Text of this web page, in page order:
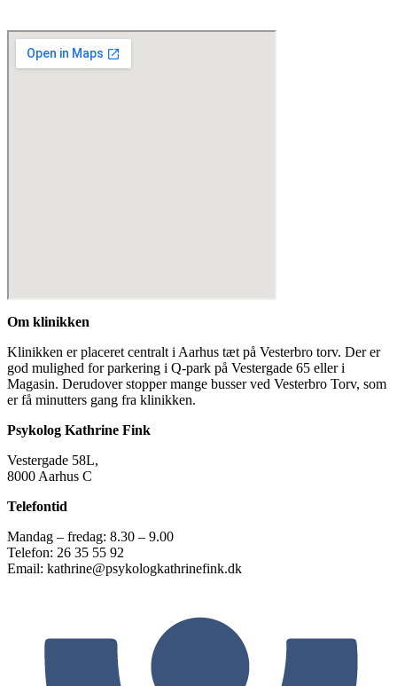
Om klinikken
Klinikken er placeret centralt i Aarhus tæt på Vesterbro torv. Der er
god mulighed for parkering i Q-park på Vestergade 65 eller i
Magasin. Derudover stopper mange busser ved Vesterbro Torv, som
er få minutters gang fra klinikken.
Psykolog Kathrine Fink
Vestergade 58L,
8000 Aarhus C
Telefontid
Mandag – fredag: 8.30 – 9.00
Telefon: 26 35 55 92
Email: kathrine@psykologkathrinefink.dk